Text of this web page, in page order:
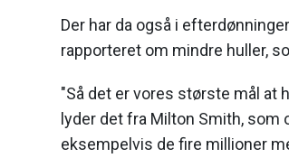
Der har da også i
rapporteret om mindre huller,
"Så det er vores største mål at
lyder det fra Milton Smith, som
eksempelvis de fire millioner